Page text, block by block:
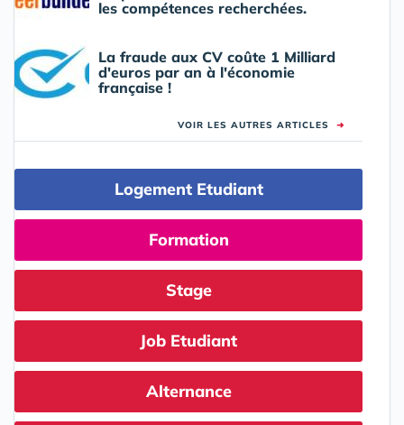
les compétences recherchées.
La fraude aux CV coûte 1 Milliard
d'euros par an à l'économie
française !
VOIR LES AUTRES ARTICLES ➜
Logement Etudiant
Formation
Stage
Job Etudiant
Alternance